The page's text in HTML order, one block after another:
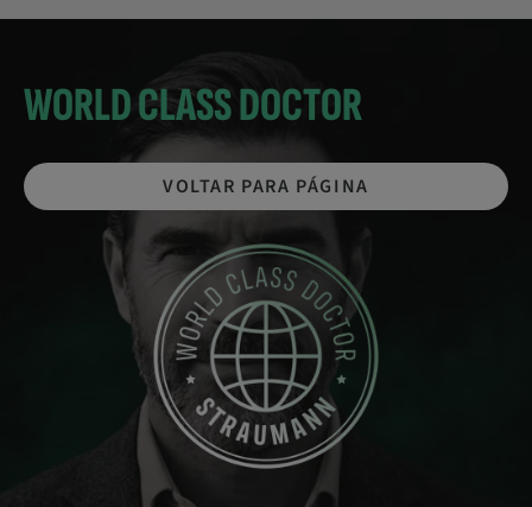
WORLD CLASS DOCTOR
VOLTAR PARA PÁGINA